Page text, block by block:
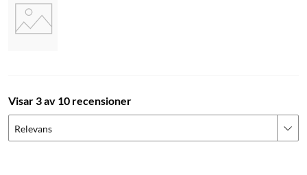
Visar 3 av 10 recensioner
Relevans